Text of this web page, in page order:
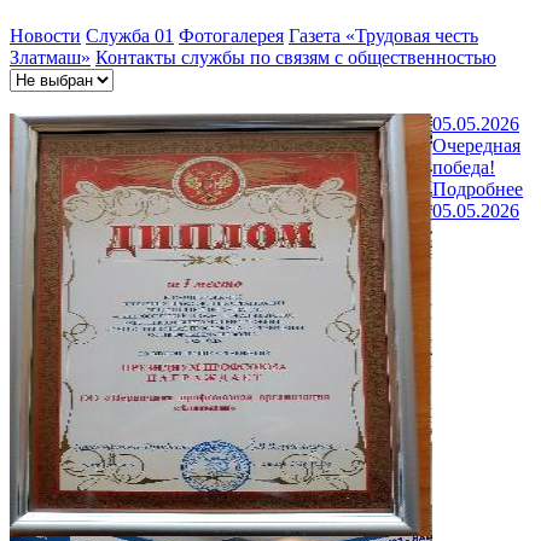
Новости Служба 01 Фотогалерея Газета «Трудовая честь
Златмаш» Контакты службы по связям с общественностью
05.05.2026
Очередная
победа!
Подробнее
05.05.2026